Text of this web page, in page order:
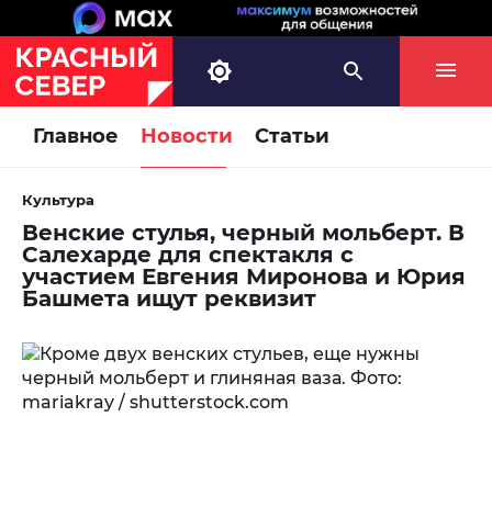
Главное Новости Статьи
Культура
Венские стулья, черный мольберт. В
Салехарде для спектакля с
участием Евгения Миронова и Юрия
Башмета ищут реквизит